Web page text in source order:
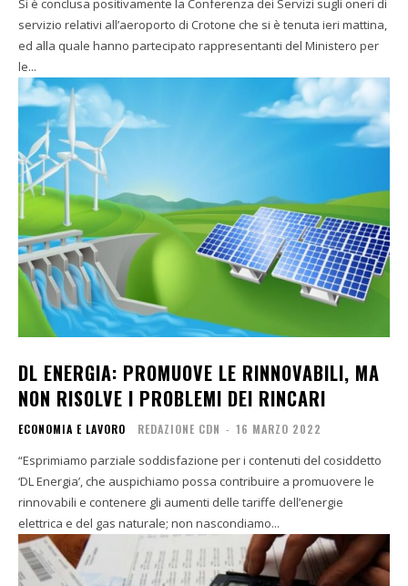
servizio relativi all’aeroporto di Crotone che si è tenuta ieri mattina,
ed alla quale hanno partecipato rappresentanti del Ministero per
le...
DL ENERGIA: PROMUOVE LE RINNOVABILI, MA
NON RISOLVE I PROBLEMI DEI RINCARI
ECONOMIA E LAVORO REDAZIONE CDN - 16 MARZO 2022
“Esprimiamo parziale soddisfazione per i contenuti del cosiddetto
‘DL Energia’, che auspichiamo possa contribuire a promuovere le
rinnovabili e contenere gli aumenti delle tariffe dell’energie
elettrica e del gas naturale; non nascondiamo...